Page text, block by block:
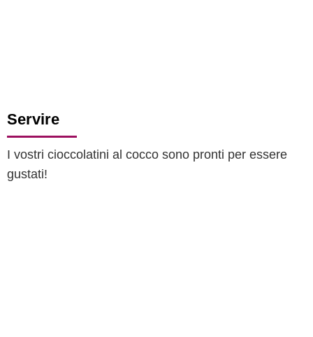
Servire
I vostri cioccolatini al cocco sono pronti per essere
gustati!